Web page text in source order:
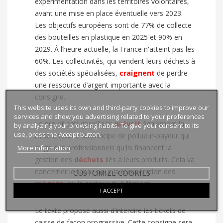
avant une mise en place éventuelle vers 2023.
Les objectifs européens sont de 77% de collecte
des bouteilles en plastique en 2025 et 90% en
2029. À l’heure actuelle, la France n'atteint pas les
60%. Les collectivités, qui vendent leurs déchets à
des sociétés spécialisées, craignent de perdre
une ressource d’argent importante avec la
consigne.
Le projet anti-gaspillageprévoitégalement la
mise en place du principe de pollueur-payeur qui
exige des professionnels qu'ils financent la
gestion des déchets liés à leurs produits. Cela va
concerner le tabac pour la récupération des
mégots, ou le secteur du bâtiment.
Le texte propose aussi d’interdire les tickets de
This website uses its own and third-party cookies to improve our
services and show you advertising related to your preferences
by analyzing your browsing habits. To give your consent to its
use, press the Accept button.
More information
CUSTOMIZE COOKIES
I ACCEPT